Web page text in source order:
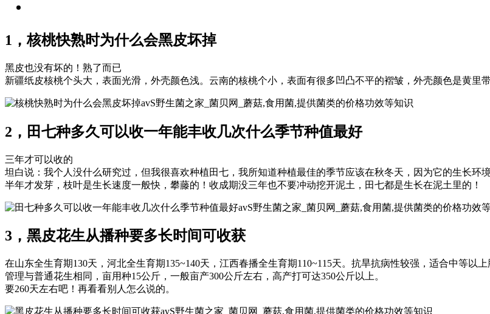
1，核桃快熟时为什么会黑皮坏掉
黑皮也没有坏的！熟了而已
新疆纸皮核桃个头大，表面光滑，外壳颜色浅。云南的核桃个小，表面有很多凹凸不平的褶皱，外壳颜色是黄里带
avS野生菌之家_菌贝网_蘑菇,食用菌,提供菌类的价格功效等知识
2，田七种多久可以收一年能丰收几次什么季节种值最好
三年才可以收的
坦白说：我个人没什么研究过，但我很喜欢种植田七，我所知道种植最佳的季节应该在秋冬天，因为它的生长
半年才发芽，枝叶是生长速度一般快，攀藤的！收成期没三年也不要冲动挖开泥土，田七都是生长在泥土里的！
avS野生菌之家_菌贝网_蘑菇,食用菌,提供菌类的价格功效
3，黑皮花生从播种要多长时间可收获
在山东全生育期130天，河北全生育期135~140天，江西春播全生育期110~115天。抗旱抗病性较强，适合中等以
管理与普通花生相同，亩用种15公斤，一般亩产300公斤左右，高产打可达350公斤以上。
要260天左右吧！再看看别人怎么说的。
avS野生菌之家_菌贝网_蘑菇,食用菌,提供菌类的价格功效等知识